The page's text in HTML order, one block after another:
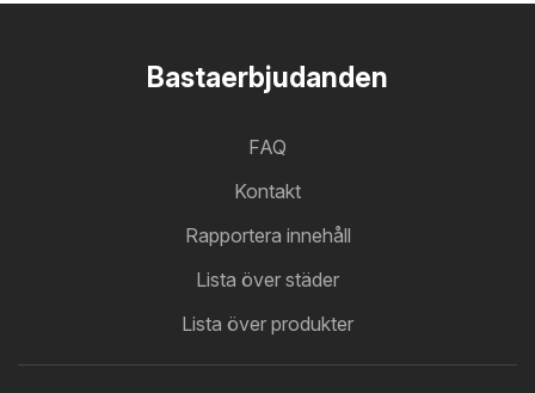
Bastaerbjudanden
FAQ
Kontakt
Rapportera innehåll
Lista över städer
Lista över produkter